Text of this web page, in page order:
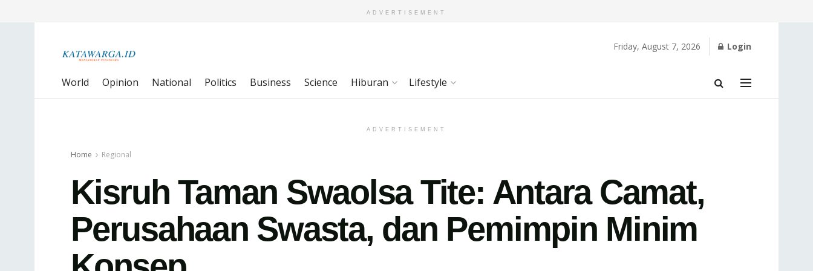
ADVERTISEMENT
Friday, August 7, 2026 Login
World Opinion National Politics Business Science Hiburan Lifestyle
ADVERTISEMENT
Home Regional
Kisruh Taman Swaolsa Tite: Antara Camat,
Perusahaan Swasta, dan Pemimpin Minim